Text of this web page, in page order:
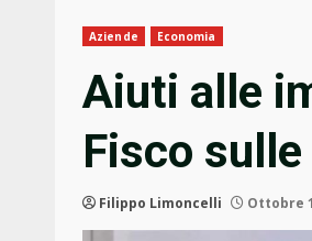
Aziende Economia
Aiuti alle
Fisco
Filippo Limoncelli Ottobre